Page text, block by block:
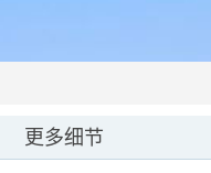
更多细节